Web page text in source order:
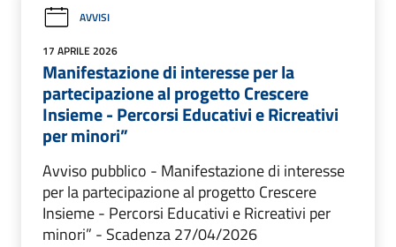
AVVISI
17 APRILE 2026
Manifestazione di interesse per la
partecipazione al progetto Crescere
Insieme - Percorsi Educativi e Ricreativi
per minori”
Avviso pubblico - Manifestazione di interesse
per la partecipazione al progetto Crescere
Insieme - Percorsi Educativi e Ricreativi per
minori” - Scadenza 27/04/2026